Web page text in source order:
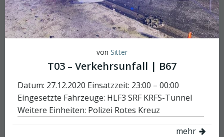
von Sitter
T03 – Verkehrsunfall | B67
Datum: 27.12.2020 Einsatzzeit: 23:00 – 00:00
Eingesetzte Fahrzeuge: HLF3 SRF KRFS-Tunnel
Weitere Einheiten: Polizei Rotes Kreuz
mehr